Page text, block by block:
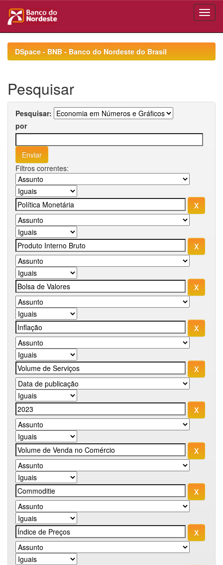
navigationDSpace - BNB - Banco do Nordeste do Brasil
Pesquisar
Pesquisar:
por
Filtros correntes: